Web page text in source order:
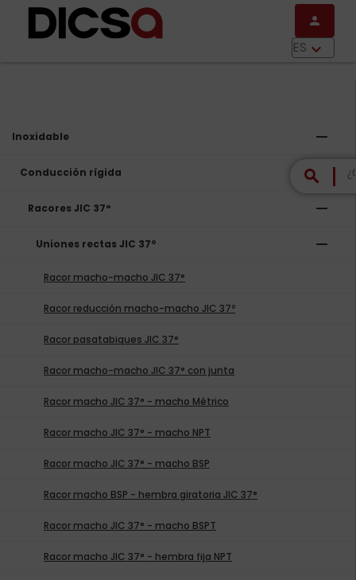
Pasar al contenido principal
person
ES keyboard_arrow_down
search
Inoxidable remove
Conducción rígida remove
Racores JIC 37° remove
Uniones rectas JIC 37º remove
Racor macho-macho JIC 37°
Racor reducción macho-macho JIC 37º
Racor pasatabiques JIC 37°
Racor macho-macho JIC 37° con junta
Racor macho JIC 37° - macho Métrico
Racor macho JIC 37° - macho NPT
Racor macho JIC 37° - macho BSP
Racor macho BSP - hembra giratoria JIC 37°
Racor macho JIC 37° - macho BSPT
Racor macho JIC 37° - hembra fija NPT